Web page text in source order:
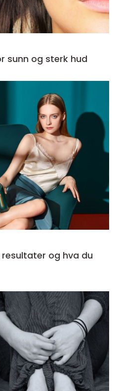
sunn og sterk hud